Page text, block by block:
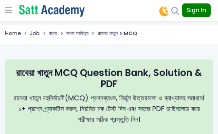
Sign In
Home Job বাংলা বাংলা সাহিত্য রাবেয়া খাতুন > MCQ
রাবেয়া খাতুন MCQ Question Bank, Solution &
PDF
রাবেয়া খাতুন বহুনির্বাচনী(MCQ) প্রশ্নব্যাংক, নির্ভুল উত্তরমালা ও ব্যাখ্যাসহ সমাধান।
১+ প্রশ্নে প্র্যাকটিস করুন, নিয়মিত মক টেস্ট দিন এবং সহজে PDF ডাউনলোড করে
পরীক্ষার সঠিক প্রস্তুতি নিন।